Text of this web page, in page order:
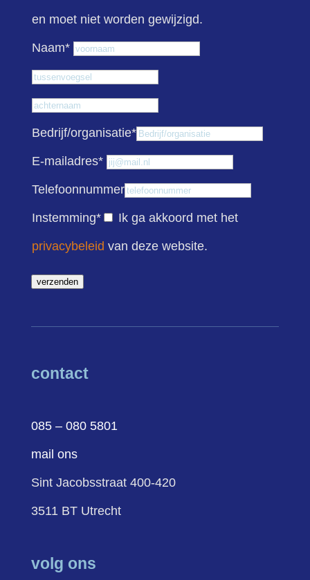
en moet niet worden gewijzigd.
Naam*
Bedrijf/organisatie*
E-mailadres*
Telefoonnummer
Instemming* Ik ga akkoord met het
privacybeleid van deze website.
verzenden
contact
085 – 080 5801
mail ons
Sint Jacobsstraat 400-420
3511 BT Utrecht
volg ons